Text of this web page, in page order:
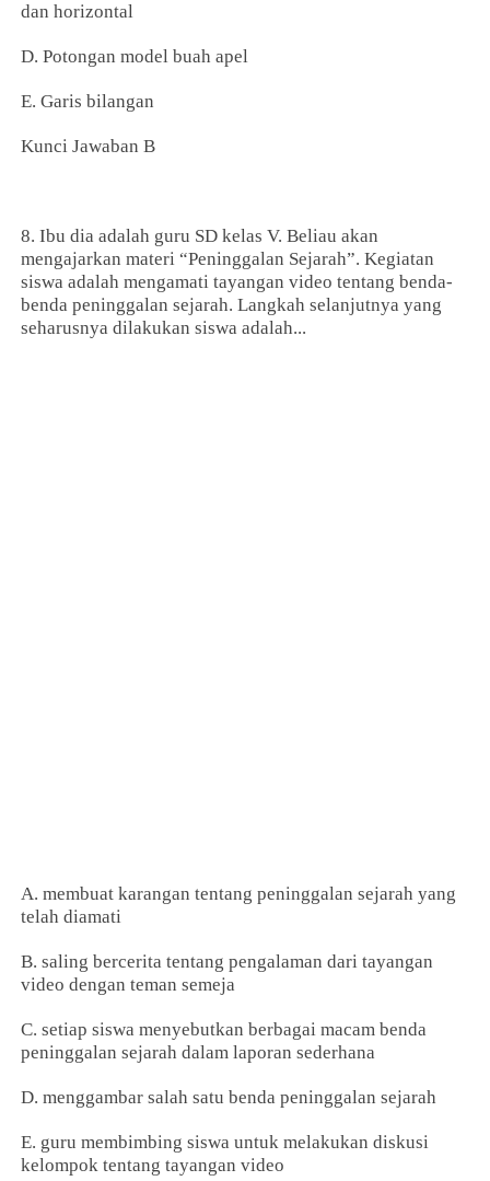
dan horizontal
D. Potongan model buah apel
E. Garis bilangan
Kunci Jawaban B
8. Ibu dia adalah guru SD kelas V. Beliau akan
mengajarkan materi “Peninggalan Sejarah”. Kegiatan
siswa adalah mengamati tayangan video tentang benda-
benda peninggalan sejarah. Langkah selanjutnya yang
seharusnya dilakukan siswa adalah...
A. membuat karangan tentang peninggalan sejarah yang
telah diamati
B. saling bercerita tentang pengalaman dari tayangan
video dengan teman semeja
C. setiap siswa menyebutkan berbagai macam benda
peninggalan sejarah dalam laporan sederhana
D. menggambar salah satu benda peninggalan sejarah
E. guru membimbing siswa untuk melakukan diskusi
kelompok tentang tayangan video